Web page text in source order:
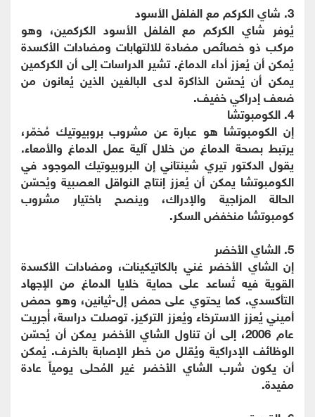
3. شاي الكركم مع الفلفل الأسود
يُوفر شاي الكركم مع الفلفل الأسود الكركمين، وهو
مركب ذو خصائص مضادة للالتهابات ومضادات الأكسدة
يُمكن أن يُعزز أداء الدماغ. تشير الدراسات إلى أن الكركمين
يمكن أن يُحسّن الذاكرة لدى البالغين الذين يُعانون من
ضعف إدراكي خفيف.
4. الكومبوتشا
إن الكومبوتشا هو عبارة عن مشروب بروبيوتيك مُخمّر،
يرتبط بصحة الدماغ من خلال آلية عمل الدماغ والأمعاء.
يقول الدكتور تيري شينتاني إن البروبيوتيك الموجود في
الكومبوتشا يمكن أن يُعزز إنتاج النواقل العصبية ويُحسّن
الحالة المزاجية والإدراك، وينصح باختيار مشروب
كومبوتشا منخفض السكر.
5. الشاي الأخضر
إن الشاي الأخضر غني بالكاتيكينات، ومضادات الأكسدة
القوية فيه تُساعد على حماية خلايا الدماغ من الإجهاد
التأكسدي. كما يحتوي على حمض إل-ثيانين، وهو حمض
أميني يُعزز الاسترخاء ويُعزز التركيز. توصلت دراسة، أُجريت
عام 2006، إلى أن تناول الشاي الأخضر يمكن أن يُحسّن
الوظائف الإدراكية ويُقلل من خطر الإصابة بالخرف. يُمكن
أن يكون شرب الشاي الأخضر غير المُحلى يومياً عادة
مفيدة.